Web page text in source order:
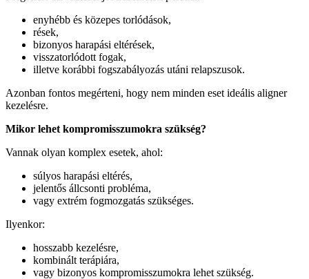
enyhébb és közepes torlódások,
rések,
bizonyos harapási eltérések,
visszatorlódott fogak,
illetve korábbi fogszabályozás utáni relapszusok.
Azonban fontos megérteni, hogy nem minden eset ideális aligner
kezelésre.
Mikor lehet kompromisszumokra szükség?
Vannak olyan komplex esetek, ahol:
súlyos harapási eltérés,
jelentős állcsonti probléma,
vagy extrém fogmozgatás szükséges.
Ilyenkor:
hosszabb kezelésre,
kombinált terápiára,
vagy bizonyos kompromisszumokra lehet szükség.